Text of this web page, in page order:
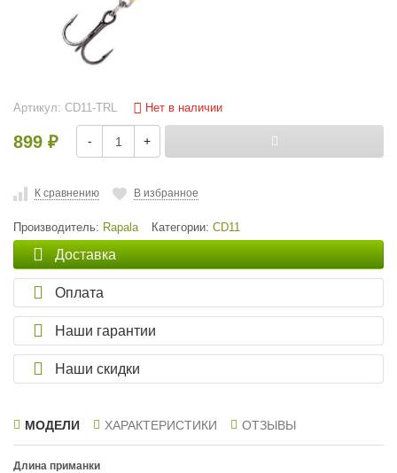
Артикул: CD11-TRL Нет в наличии
899 ₽ - +
К сравнению В избранное
Производитель: Rapala Категории: CD11
Доставка
Оплата
Наши гарантии
Наши скидки
МОДЕЛИ ХАРАКТЕРИСТИКИ ОТЗЫВЫ
Длина приманки